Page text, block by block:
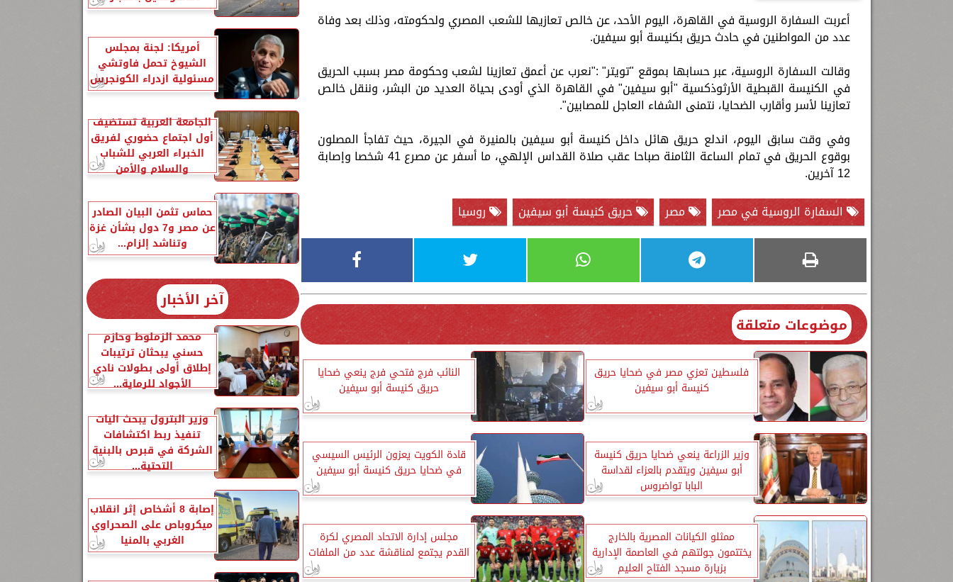
أعربت السفارة الروسية في القاهرة، اليوم الأحد، عن خالص تعازيها للشعب المصري ولحكومته، وذلك بعد وفاة
عدد من المواطنين في حادث حريق بكنيسة أبو سيفين.
وقالت السفارة الروسية، عبر حسابها بموقع "تويتر" :"نعرب عن أعمق تعازينا لشعب وحكومة مصر بسبب الحريق
في الكنيسة القبطية الأرثوذكسية "أبو سيفين" في القاهرة الذي أودى بحياة العديد من البشر، وننقل خالص
تعازينا لأسر وأقارب الضحايا، نتمنى الشفاء العاجل للمصابين".
وفي وقت سابق اليوم، اندلع حريق هائل داخل كنيسة أبو سيفين بالمنيرة في الجيرة، حيث تفاجأ المصلون
بوقوع الحريق في تمام الساعة الثامنة صباحا عقب صلاة القداس الإلهي، ما أسفر عن مصرع 41 شخصا وإصابة
12 آخرين.
السفارة الروسية في مصر
مصر حريق كنيسة أبو سيفين روسيا
موضوعات متعلقة
فلسطين تعزي مصر في ضحايا حريق
كنيسة أبو سيفين
النائب فرج فتحي فرج ينعي ضحايا
حريق كنيسة أبو سيفين
وزير الزراعة ينعي ضحايا حريق كنيسة
أبو سيفين ويتقدم بالعزاء لقداسة
البابا تواضروس
قادة الكويت يعزون الرئيس السيسي
في ضحايا حريق كنيسة أبو سيفين
ممثلو الكيانات المصرية بالخارج
يختتمون جولتهم في العاصمة الإدارية
بزيارة مسجد الفتاح العليم
مجلس إدارة الاتحاد المصري لكرة
القدم يجتمع لمناقشة عدد من الملفات
أمريكا: لجنة بمجلس
الشيوخ تحمل فاوتشي
مسئولية ازدراء الكونجرس
الجامعة العربية تستضيف
أول اجتماع حضوري لفريق
الخبراء العربي للشباب
والسلام والأمن
حماس تثمن البيان الصادر
عن مصر و7 دول بشأن غزة
وتناشد إلزام...
آخر الأخبار
محمد الزملوط وحازم
حسني يبحثان ترتيبات
إطلاق أولى بطولات نادي
الأجواد للرماية...
وزير البترول يبحث آليات
تنفيذ ربط اكتشافات
الشركة في قبرص بالبنية
التحتية...
إصابة 8 أشخاص إثر انقلاب
ميكروباص على الصحراوي
الغربي بالمنيا